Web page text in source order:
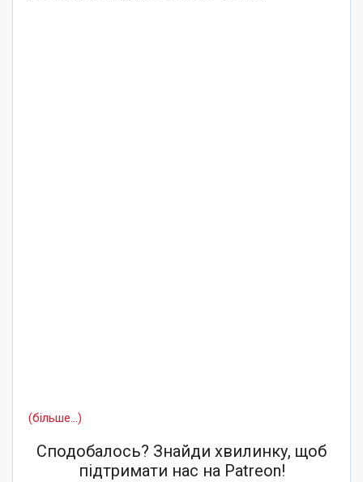
(більше…)
Сподобалось? Знайди хвилинку, щоб
підтримати нас на Patreon!